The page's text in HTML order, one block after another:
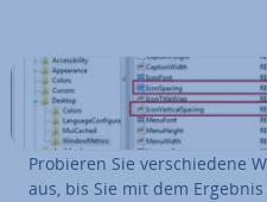
Probieren Sie ver­schie­de­ne
aus, bis Sie mit dem